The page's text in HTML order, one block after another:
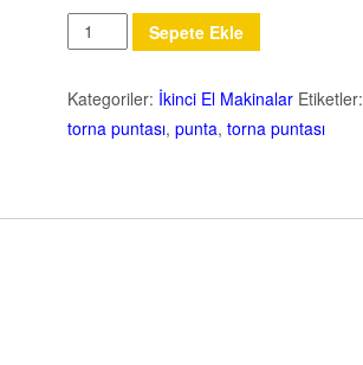
Miktar
Sepete Ekle
Kategoriler: İkinci El Makinalar Etiketler:
torna puntası, punta, torna puntası